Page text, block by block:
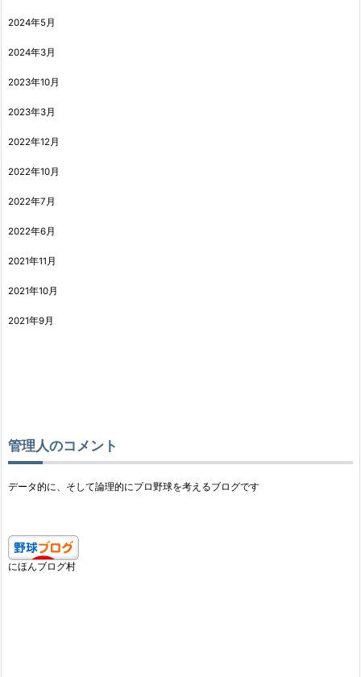
2024年5月
2024年3月
2023年10月
2023年3月
2022年12月
2022年10月
2022年7月
2022年6月
2021年11月
2021年10月
2021年9月
管理人のコメント
データ的に、そして論理的にプロ野球を考えるブログです
にほんブログ村